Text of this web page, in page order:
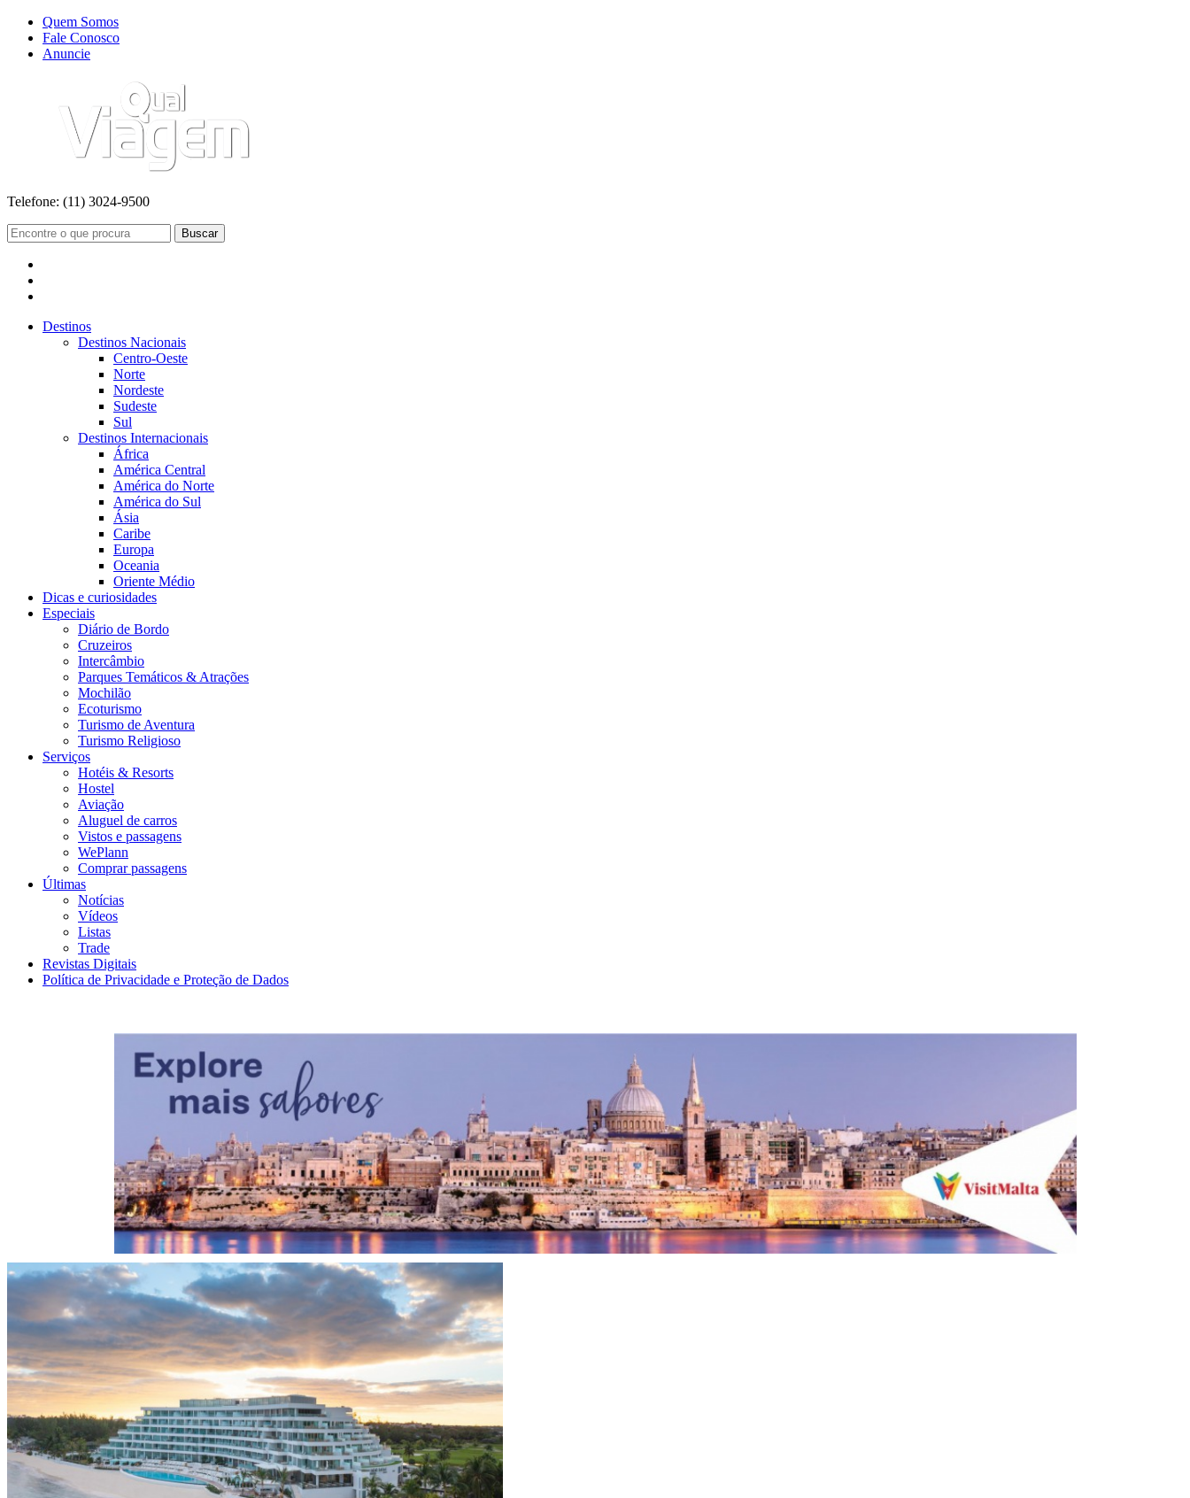
Quem Somos
Fale Conosco
Anuncie
Telefone: (11) 3024-9500
Buscar
Destinos
Destinos Nacionais
Centro-Oeste
Norte
Nordeste
Sudeste
Sul
Destinos Internacionais
África
América Central
América do Norte
América do Sul
Ásia
Caribe
Europa
Oceania
Oriente Médio
Dicas e curiosidades
Especiais
Diário de Bordo
Cruzeiros
Intercâmbio
Parques Temáticos & Atrações
Mochilão
Ecoturismo
Turismo de Aventura
Turismo Religioso
Serviços
Hotéis & Resorts
Hostel
Aviação
Aluguel de carros
Vistos e passagens
WePlann
Comprar passagens
Últimas
Notícias
Vídeos
Listas
Trade
Revistas Digitais
Política de Privacidade e Proteção de Dados